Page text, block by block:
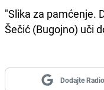
"Slika za pamćenje.
Šečić (Bugojno) uči
Dodajte